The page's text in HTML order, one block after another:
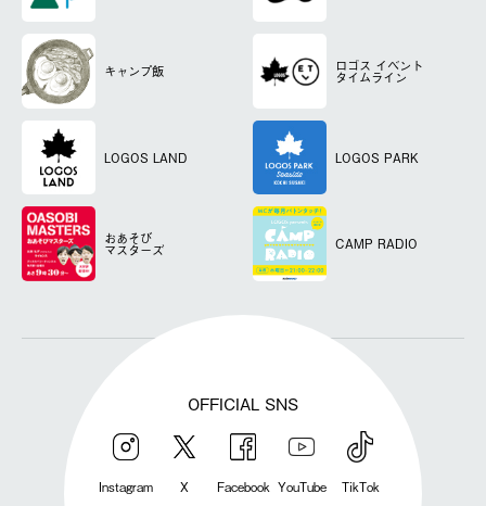
キャンプ飯 ロゴス イベント
タイムライン
LOGOS LAND LOGOS PARK
おあそび
マスターズ CAMP RADIO
OFFICIAL SNS
Instagram X Facebook YouTube TikTok